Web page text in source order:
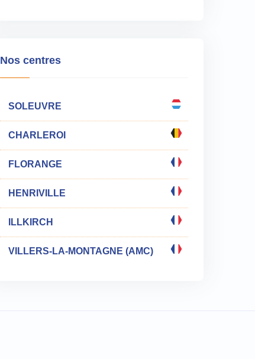
Nos centres
SOLEUVRE
CHARLEROI
FLORANGE
HENRIVILLE
ILLKIRCH
VILLERS-LA-MONTAGNE (AMC)